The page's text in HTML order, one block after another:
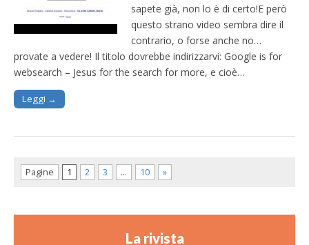
sapete già, non lo è di certo!E però
questo strano video sembra dire il
contrario, o forse anche no…
provate a vedere! Il titolo dovrebbe indirizzarvi: Google is for
websearch – Jesus for the search for more, e cioè…
Leggi →
Pagine 1 2 3 … 10 »
La rivista